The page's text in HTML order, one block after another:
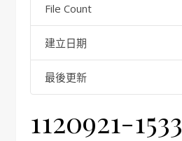
File Count
建立日期
最後更新
1120921-1533